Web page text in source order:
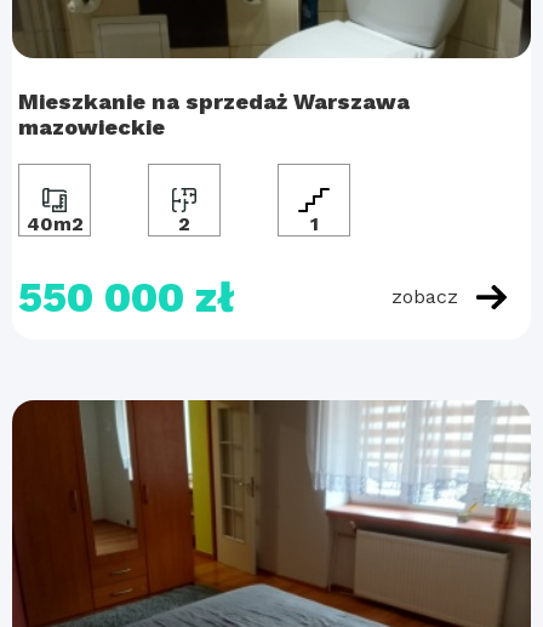
Mieszkanie na sprzedaż Warszawa
mazowieckie
40m2 2 1
550 000 zł zobacz